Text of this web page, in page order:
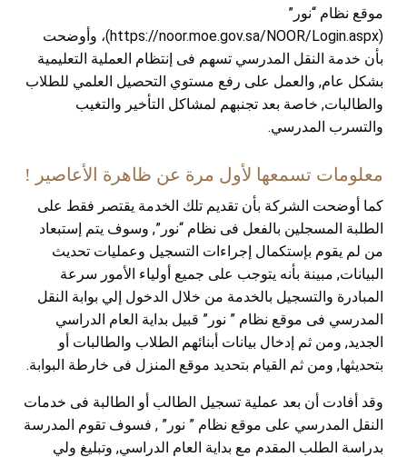
موقع نظام “نور”
(
https://noor.moe.gov.sa/NOOR/Login.aspx)، وأوضحت
بأن خدمة النقل المدرسي تسهم فى إنتظام العملية التعليمية
بشكل عام, والعمل على رفع مستوي التحصيل العلمي للطلاب
والطالبات, خاصة بعد تجنبهم لمشاكل التأخير والتغيب
والتسرب المدرسي.
معلومات تسمعها لأول مرة عن ظاهرة الأعاصير !
كما أوضحت الشركة بأن تقديم تلك الخدمة يقتصر فقط على
الطلبة المسجلين بالفعل فى نظام “نور”, وسوف يتم إستبعاد
من لم يقوم بإستكمال إجراءات التسجيل وعمليات تحديث
البيانات, مبينة بأنه يتوجب على جميع أولياء الأمور سرعة
المبادرة والتسجيل بالخدمة من خلال الدخول إلي بوابة النقل
المدرسي فى موقع نظام ” نور” قبيل بداية العام الدراسي
الجديد, ومن ثم إدخال بيانات أبنائهم الطلاب والطالبات أو
بتحديثها, ومن ثم القيام بتحديد موقع المنزل فى خارطة البوابة.
وقد أفادت أن بعد عملية تسجيل الطالب أو الطالبة فى خدمات
النقل المدرسي على موقع نظام ” نور” , فسوف تقوم المدرسة
بدراسة الطلب المقدم مع بداية العام الدراسي, وتبليغ ولي